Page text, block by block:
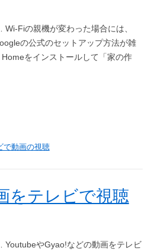
Fiの親機が変わった場合には、
の公式のセットアップ方法が雑
をインストールして「家の作
で動画の視聴
をテレビで視聴
やGyao!などの動画をテレビ